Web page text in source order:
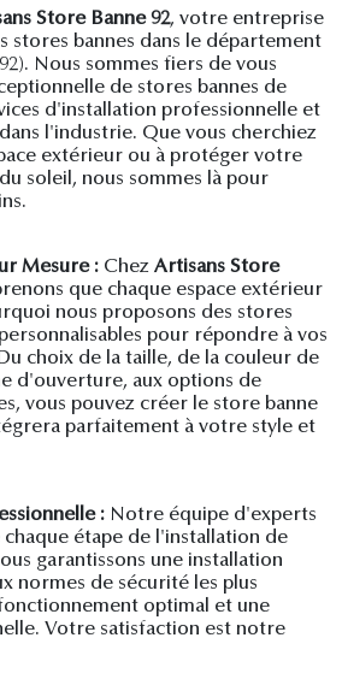
Store Banne 92, votre entreprise
stores bannes dans le département
Nous sommes fiers de vous
de stores bannes de
d'installation professionnelle et
l'industrie. Que vous cherchiez
extérieur ou à protéger votre
soleil, nous sommes là pour
Mesure : Chez Artisans Store
que chaque espace extérieur
nous proposons des stores
pour répondre à vos
choix de la taille, de la couleur de
d'ouverture, aux options de
vous pouvez créer le store banne
parfaitement à votre style et
: Notre équipe d'experts
étape de l'installation de
garantissons une installation
normes de sécurité les plus
optimal et une
Votre satisfaction est notre